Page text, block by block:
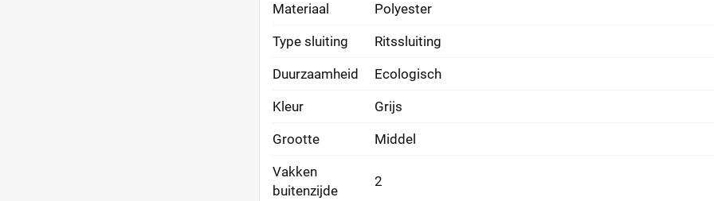
Materiaal Polyester
Type sluiting Ritssluiting
Duurzaamheid Ecologisch
Kleur Grijs
Grootte Middel
Vakken
buitenzijde
2